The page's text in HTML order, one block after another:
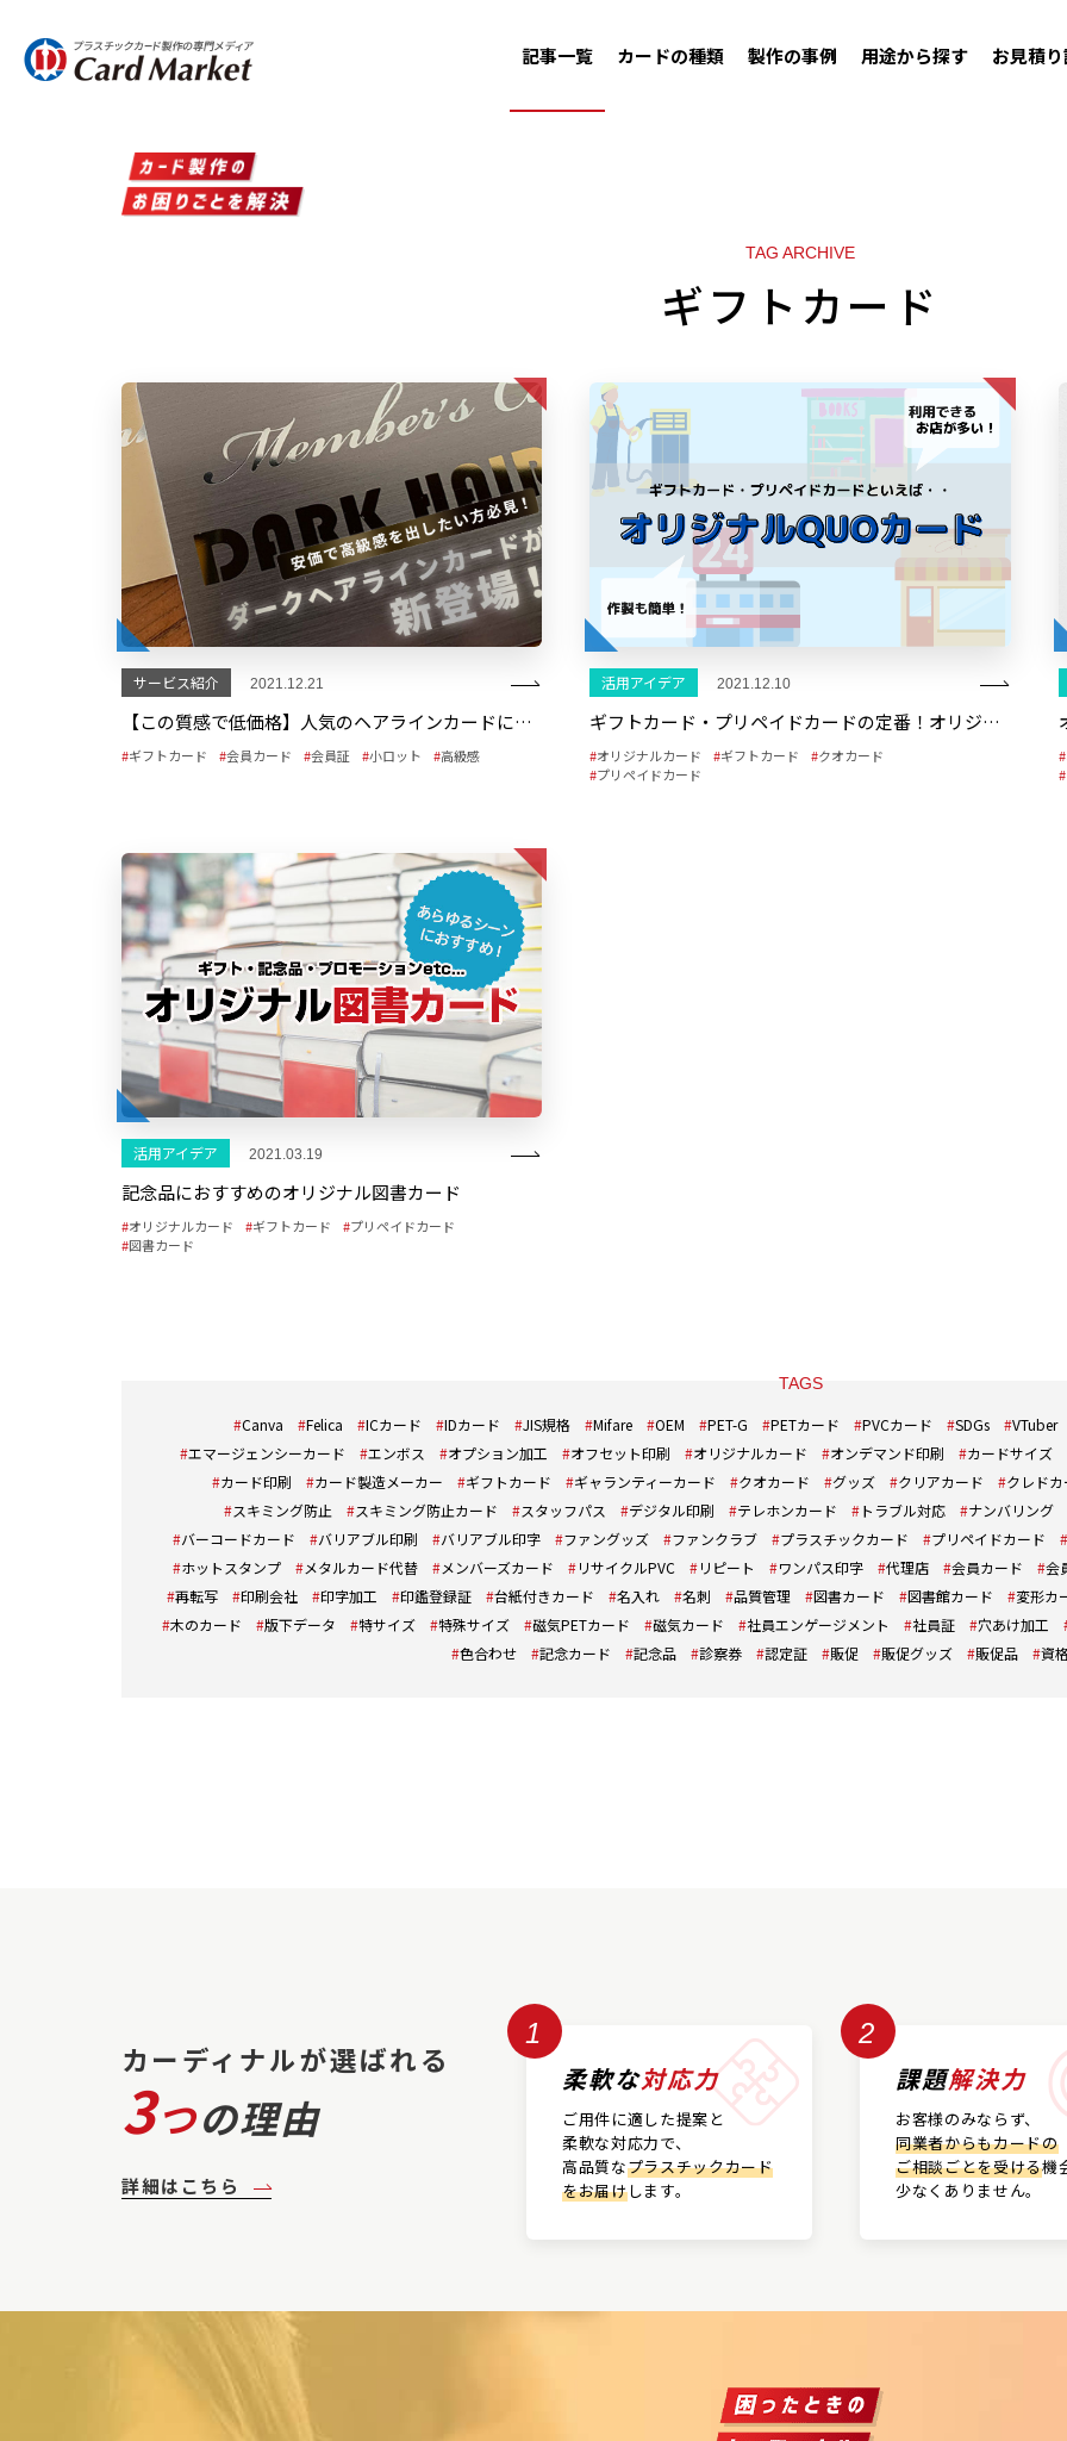
記事一覧 カードの種類 製作の事例 用途から探す お見積
TAG ARCHIVE
ギフトカード
サービス紹介 2021.12.21
【この質感で低価格】人気のヘアラインカードに金属感を高めたダークヘアラインカードが新登場！
ギフトカード 会員カード 会員証 小ロット 高級感
活用アイデア 2021.12.10
ギフトカード・プリペイドカードの定番！オリジナルクオカード
オリジナルカード ギフトカード
クオカード
プリペイドカード
活用アイデア 2021.03.19
記念品におすすめのオリジナル図書カード
オリジナルカード ギフトカード
プリペイドカード
図書カード
TAGS
Canva Felica ICカード IDカード JIS規格 Mifare OEM PET-G PETカード PVCカード SDGs
VTuber
エマージェンシーカード
エンボス オプション加工 オフセット印刷 オリジナルカード オンデマンド印刷
カードサイズ
カード印刷
カード製造メーカー ギフトカード ギャランティーカード クオカード グッズ クリアカード
クレド
スキミング防止
スキミング防止カード スタッフパス デジタル印刷 テレホンカード トラブル対応
ナンバリング
バーコードカード
バリアブル印刷 バリアブル印字 ファングッズ ファンクラブ プラスチックカード
プリペイドカード
ホットスタンプ
メタルカード代替 メンバーズカード リサイクルPVC リピート ワンパス印字 代理店 会員カード
会
再転写
印刷会社 印字加工 印鑑登録証 台紙付きカード 名入れ 名刺 品質管理 図書カード 図書館カード
変形カ
木のカード
版下データ 特サイズ 特殊サイズ 磁気PETカード 磁気カード 社員エンゲージメント 社員証
穴あけ加工
色合わせ
記念カード 記念品 診察券 認定証 販促 販促グッズ 販促品 資
カーディナルが選ばれる
3つの理由
詳細はこちら
1
柔軟な対応力
ご用件に適した提案と
柔軟な対応力で、
高品質なプラスチックカード
をお届けします。
2
課題解決力
お客様のみならず、
同業者からもカードの
ご相談ごとを受ける機
少なくありません。